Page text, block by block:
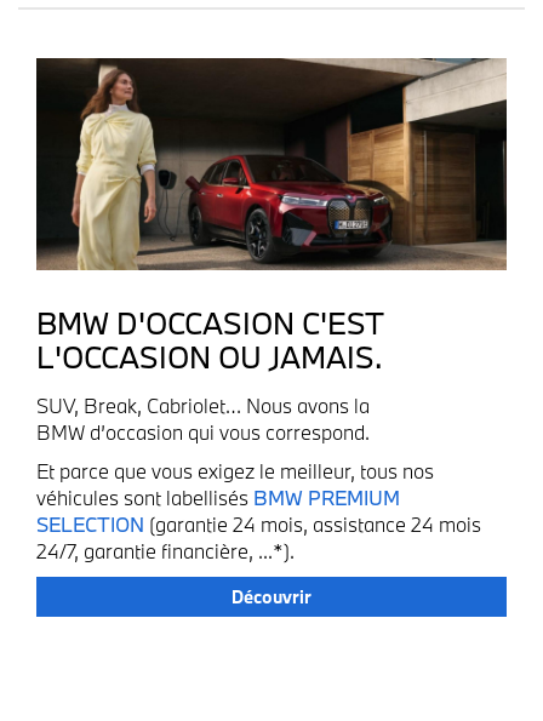
BMW D'OCCASION C'EST
L'OCCASION OU JAMAIS.
SUV, Break, Cabriolet… Nous avons la
BMW d’occasion qui vous correspond.
Et parce que vous exigez le meilleur, tous nos
véhicules sont labellisés BMW PREMIUM
SELECTION (garantie 24 mois, assistance 24 mois
24/7, garantie financière, ...*).
Découvrir